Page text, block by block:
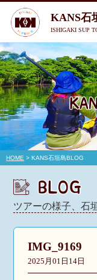
KANS石
ISHIGAKI SUP
HOME > KANS石垣島BLOG
ツアーの様子、石
IMG_9169
2025月01日14日